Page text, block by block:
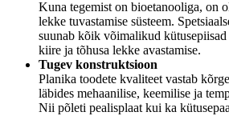
Kuna tegemist on bioetanooliga, on
lekke tuvastamise süsteem.
suunab kõik võimalikud kütusepiisad
kiire ja tõhusa lekke avastamise.
Tugev konstruktsioon
Planika toodete kvaliteet vastab
läbides mehaanilise, keemilise ja
Nii põleti pealisplaat kui ka